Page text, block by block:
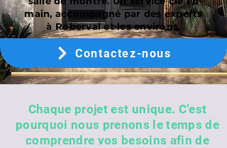
main, accompagné par des experts
à Roberval et les environs.
Contactez-nous
Chaque projet est unique. C’est
pourquoi nous prenons le temps de
comprendre vos besoins afin de